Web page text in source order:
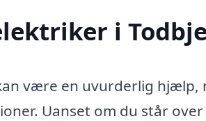
i
være en uvurderlig hjælp,
Uanset om du står